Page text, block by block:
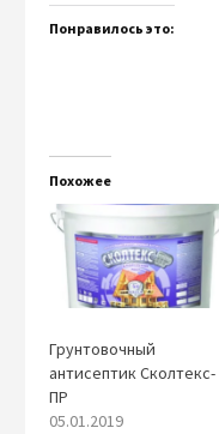
Понравилось это:
Похожее
Грунтовочный
антисептик Сколтекс-
ПР
05.01.2019